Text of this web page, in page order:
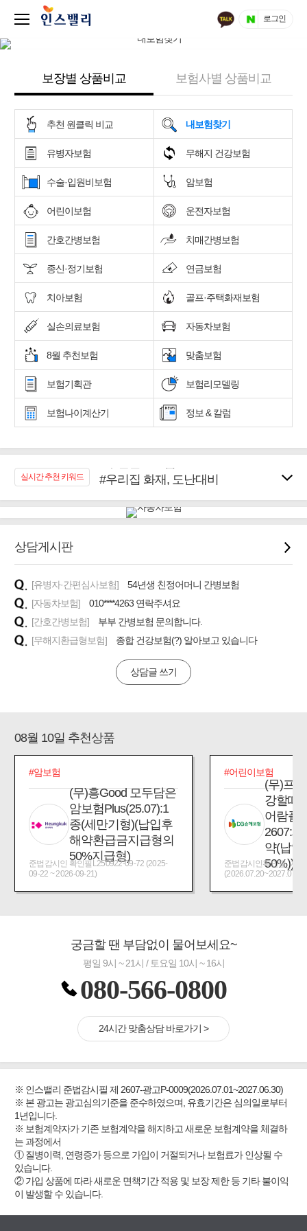
로그인
보장별 상품비교 보험사별 상품비교
추천 원클릭 비교 내보험찾기
유병자보험 무해지 건강보험
수술·입원비보험 암보험
어린이보험 운전자보험
간호간병보험 치매간병보험
종신·정기보험 연금보험
치아보험 골프·주택화재보험
실손의료보험 자동차보험
8월 추천보험 맞춤보험
보험기획관 보험리모델링
보험나이계산기 정보 & 칼럼
실시간 추천 키워드
#우리집 화재, 도난대비
#임플란트, 치아치료보장
#무해지 건강보험
#바뀌기전에 4세대 가입
#추천골프보험
상담게시판
[유병자·간편심사보험]
54년생 친정어머니 간병보험
[자동차보험]
010****4263 연락주셔요
[간호간병보험]
부부 간병보험 문의합니다.
[무해지환급형보험]
종합 건강보험(?) 알아보고 있습니다
상담글 쓰기
08월 10일 추천상품
#암보험
(무)흥Good 모두담은
암보험Plus(25.07):1
종(세만기형)(납입후
해약환급금지급형의
50%지급형)
준법감시인 확인필L250922-09-72 (2025-
09-22 ~ 2026-09-21)
#어린이보험
(무)프
강할때
어람플
2607:
약(납입
50%))
준법감시인확인필_제
궁금할 땐 부담없이 물어보세요~
평일 9시 ~ 21시 / 토요일 10시 ~ 16시
080-566-0800
24시간 맞춤상담 바로가기 >
※ 인스밸리 준법감시필 제 2607-광고P-0009(2026.07.01~2027.06.30)
※ 본 광고는 광고심의기준을 준수하였으며, 유효기간은 심의일로부터
1년입니다.
※ 보험계약자가 기존 보험계약을 해지하고 새로운 보험계약을 체결하
는 과정에서
① 질병이력, 연령증가 등으로 가입이 거절되거나 보험료가 인상될 수
있습니다.
② 가입 상품에 따라 새로운 면책기간 적용 및 보장 제한 등 기타 불이익
이 발생할 수 있습니다.